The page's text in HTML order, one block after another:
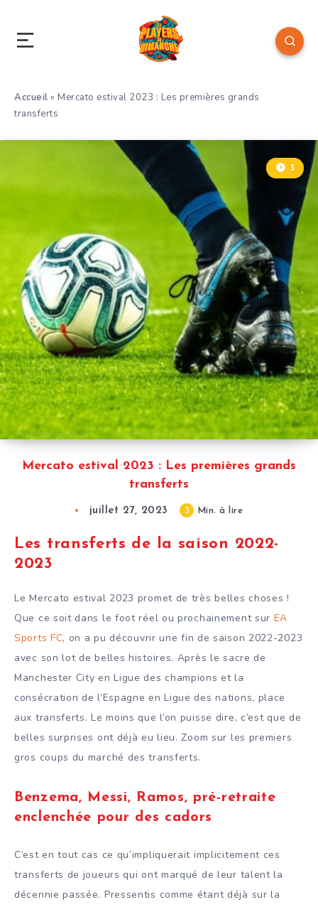
Accueil » Mercato estival 2023 : Les premières grands
transferts
Mercato estival 2023 : Les premières grands
transferts
3
juillet 27, 2023 3 Min. à lire
Les transferts de la saison 2022-
2023
Le Mercato estival 2023 promet de très belles choses !
Que ce soit dans le foot réel ou prochainement sur EA
Sports FC, on a pu découvrir une fin de saison 2022-2023
avec son lot de belles histoires. Après le sacre de
Manchester City en Ligue des champions et la
consécration de l’Espagne en Ligue des nations, place
aux transferts. Le moins que l’on puisse dire, c’est que de
belles surprises ont déjà eu lieu. Zoom sur les premiers
gros coups du marché des transferts.
Benzema, Messi, Ramos, pré-retraite
enclenchée pour des cadors
C’est en tout cas ce qu’impliquerait implicitement ces
transferts de joueurs qui ont marqué de leur talent la
décennie passée. Pressentis comme étant déjà sur la